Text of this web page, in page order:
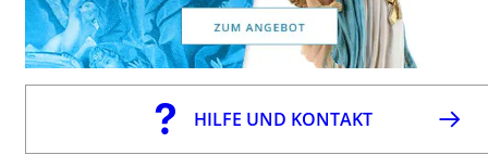
HILFE UND KONTAKT